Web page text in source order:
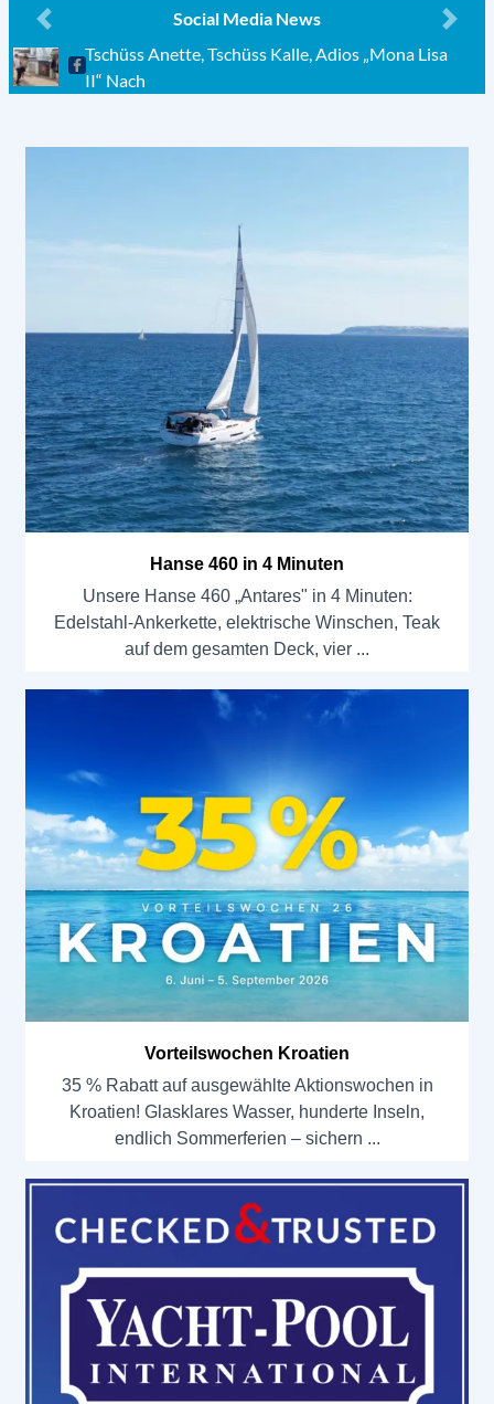
Social Media News
Previous
Next
Tschüss Anette, Tschüss Kalle, Adios „Mona Lisa
II“ Nach
Hanse 460 in 4 Minuten
Unsere Hanse 460 „Antares" in 4 Minuten:
Edelstahl-Ankerkette, elektrische Winschen, Teak
auf dem gesamten Deck, vier
Vorteilswochen Kroatien
35 % Rabatt auf ausgewählte Aktionswochen in
Kroatien! Glasklares Wasser, hunderte Inseln,
endlich Sommerferien – sichern